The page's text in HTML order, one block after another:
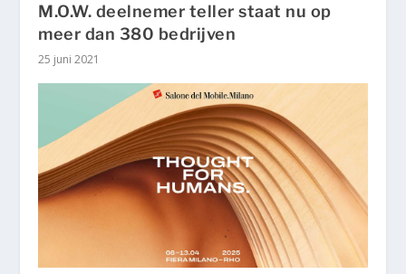
M.O.W. deelnemer teller staat nu op
meer dan 380 bedrijven
25 juni 2021